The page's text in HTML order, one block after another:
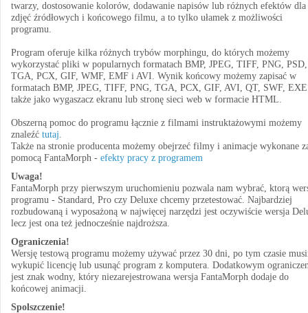
twarzy, dostosowanie kolorów, dodawanie napisów lub różnych efektów dla
zdjęć źródłowych i końcowego filmu, a to tylko ułamek z możliwości
programu.
Program oferuje kilka różnych trybów morphingu, do których możemy
wykorzystać pliki w popularnych formatach BMP, JPEG, TIFF, PNG, PSD,
TGA, PCX, GIF, WMF, EMF i AVI. Wynik końcowy możemy zapisać w
formatach BMP, JPEG, TIFF, PNG, TGA, PCX, GIF, AVI, QT, SWF,
także jako wygaszacz ekranu lub stronę sieci web w formacie HTML.
Obszerną pomoc do programu łącznie z filmami instruktażowymi możemy
znaleźć tutaj.
Także na stronie producenta możemy obejrzeć filmy i animacje wykonane
pomocą FantaMorph - efekty pracy z programem
Uwaga!
FantaMorph przy pierwszym uruchomieniu pozwala nam wybrać, ktorą
programu - Standard, Pro czy Deluxe chcemy przetestować. Najbardziej
rozbudowaną i wyposażoną w najwięcej narzędzi jest oczywiście wersja
lecz jest ona też jednocześnie najdroższa.
Ograniczenia!
Wersję testową programu możemy używać przez 30 dni, po tym czasie
wykupić licencję lub usunąć program z komputera. Dodatkowym
jest znak wodny, który niezarejestrowana wersja FantaMorph dodaje do
końcowej animacji.
Spolszczenie!